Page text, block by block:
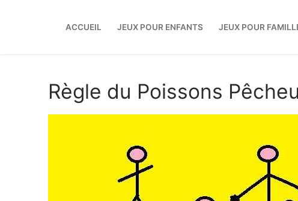
ACCUEIL JEUX POUR ENFANTS JEUX POUR
Règle du Poissons